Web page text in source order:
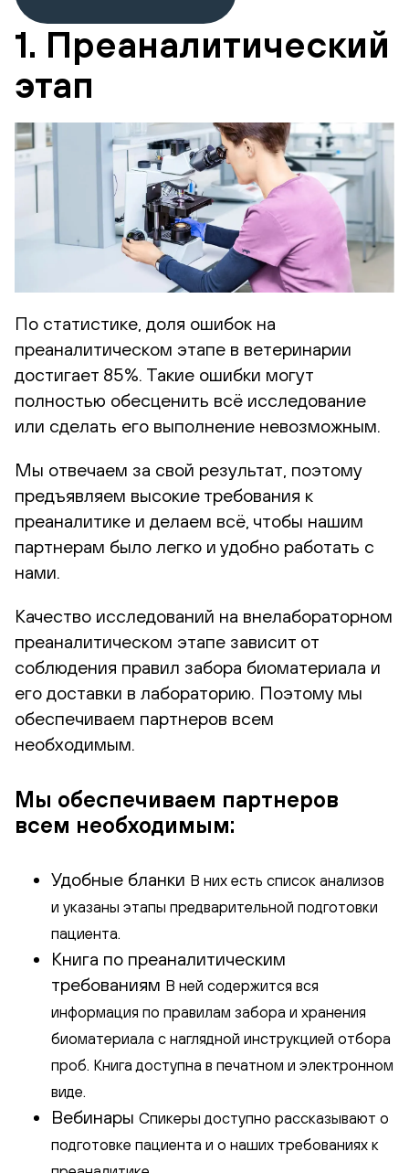
1. Преаналитический
этап
По статистике, доля ошибок на
преаналитическом этапе в ветеринарии
достигает 85%. Такие ошибки могут
полностью обесценить всё исследование
или сделать его выполнение невозможным.
Мы отвечаем за свой результат, поэтому
предъявляем высокие требования к
преаналитике и делаем всё, чтобы нашим
партнерам было легко и удобно работать с
нами.
Качество исследований на внелабораторном
преаналитическом этапе зависит от
соблюдения правил забора биоматериала и
его доставки в лабораторию. Поэтому мы
обеспечиваем партнеров всем
необходимым.
Мы обеспечиваем партнеров
всем необходимым:
Удобные бланки В них есть список анализов
и указаны этапы предварительной подготовки
пациента.
Книга по преаналитическим
требованиям В ней содержится вся
информация по правилам забора и хранения
биоматериала с наглядной инструкцией отбора
проб. Книга доступна в печатном и электронном
виде.
Вебинары Спикеры доступно рассказывают о
подготовке пациента и о наших требованиях к